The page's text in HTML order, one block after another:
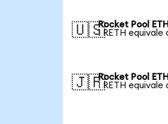
🇺🇸Rocket Pool
1 RETH equivale
🇯🇵Rocket Pool
1 RETH equivale